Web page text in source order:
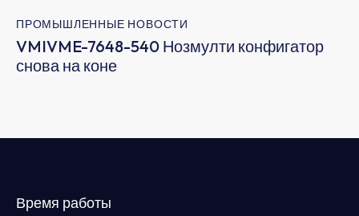
ПРОМЫШЛЕННЫЕ НОВОСТИ
VMIVME-7648-540 Нозмулти конфигатор
снова на коне
Время работы